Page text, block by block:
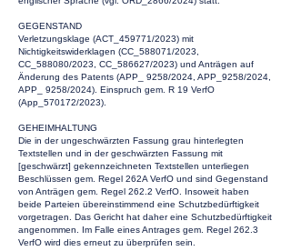
GEGENSTAND
Verletzungsklage (ACT_459771/2023) mit
Nichtigkeitswiderklagen (CC_588071/2023,
CC_588080/2023, CC_586627/2023) und Anträgen auf
Änderung des Patents (APP_ 9258/2024, APP_9258/2024,
APP_ 9258/2024). Einspruch gem. R 19 VerfO
(App_570172/2023).
GEHEIMHALTUNG
Die in der ungeschwärzten Fassung grau hinterlegten
Textstellen und in der geschwärzten Fassung mit
[geschwärzt] gekennzeichneten Textstellen unterliegen
Beschlüssen gem. Regel 262A VerfO und sind Gegenstand
von Anträgen gem. Regel 262.2 VerfO. Insoweit haben
beide Parteien übereinstimmend eine Schutzbedürftigkeit
vorgetragen. Das Gericht hat daher eine Schutzbedürftigkeit
angenommen. Im Falle eines Antrages gem. Regel 262.3
VerfO wird dies erneut zu überprüfen sein.